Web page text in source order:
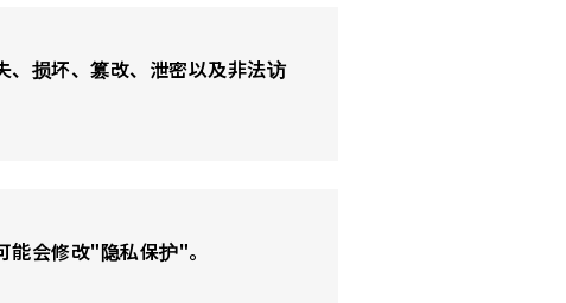
、损坏、篡改、泄密以及非法访
会修改"隐私保护"。